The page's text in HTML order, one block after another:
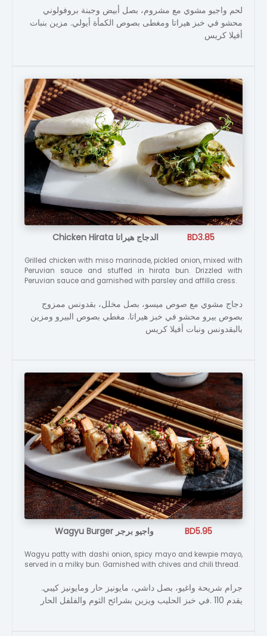
لحم واجيو مشوي مع مشروم، بصل أبيض وجبنة بروفولوني
محشو في خبز هيراتا ومغطى بصوص الكمأة أيولي. مزين بنبات
أفيلا كريس
Chicken Hirata الدجاج هيراتا BD3.85
Grilled chicken with miso marinade, pickled onion, mixed with
Peruvian sauce and stuffed in hirata bun. Drizzled with
Peruvian sauce and garnished with parsley and affilla cress.
دجاج مشوي مع صوص ميسو، بصل مخلل، بقدونس ممزوج
بصوص بيرو محشو في خبز هيراتا. مغطي بصوص البيرو ومزين
بالبقدونس ونبات أفيلا كريس
Wagyu Burger واجيو برجر BD5.95
Wagyu patty with dashi onion, spicy mayo and kewpie mayo,
served in a milky bun. Garnished with chives and chili thread.
جرام شريحة واغيو، بصل داشي، مايونيز حار ومايونيز كيبي.
يقدم 110 .في خبز الحليب ويزين بشرائح الثوم والفلفل الحار